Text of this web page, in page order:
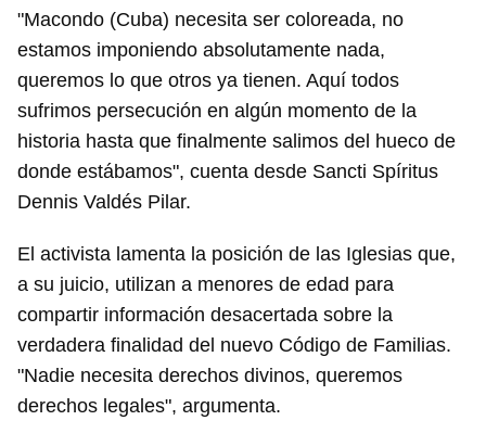
"Macondo (Cuba) necesita ser coloreada, no
estamos imponiendo absolutamente nada,
queremos lo que otros ya tienen. Aquí todos
sufrimos persecución en algún momento de la
historia hasta que finalmente salimos del hueco de
donde estábamos", cuenta desde Sancti Spíritus
Dennis Valdés Pilar.
El activista lamenta la posición de las Iglesias que,
a su juicio, utilizan a menores de edad para
compartir información desacertada sobre la
verdadera finalidad del nuevo Código de Familias.
"Nadie necesita derechos divinos, queremos
derechos legales", argumenta.